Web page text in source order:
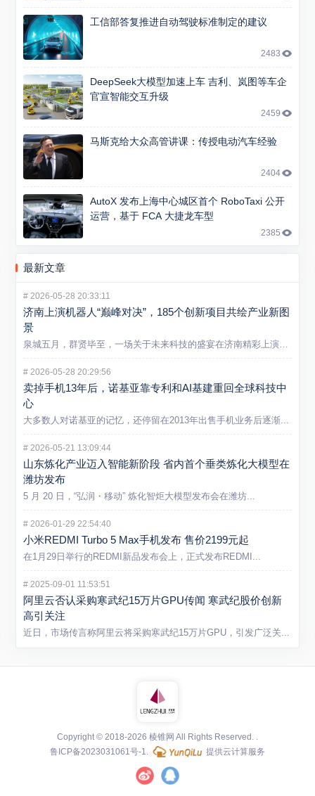
工信部答复推进自动驾驶标准制定的建议
2483
DeepSeek大模型加速上车 吉利、岚图等车企
官宣智能交互升级
2459
马斯克给大众高管讲课：传授电动汽车经验
2404
AutoX 发布上海中心城区首个 RoboTaxi 公开
运营，基于 FCA 大捷龙车型
2385
最新文章
#2026-05-28 20:33:11
济南上演机器人“巅峰对决”，185个创新项目共绘产业新图
景
泉城五月，群贤毕至，一场关于未来科技的盛宴在济南精彩上演。5...
#2026-05-28 20:29:56
卖掉手机13年后，诺基亚靠专利和AI基建重回全球科技中
心
大多数人对诺基亚的记忆，还停留在2013年出售手机业务后逐渐...
#2026-05-21 13:09:44
山东炼化产业迈入智能新阶段 省内首个垂类炼化大模型在
潍坊发布
5 月 20 日，“弘润・移动” 炼化智炬大模型发布会在潍坊...
#2026-01-29 22:54:40
小米REDMI Turbo 5 Max手机发布 售价2199元起
在1月29日举行的REDMI新品发布会上，正式发布REDMI...
#2025-09-01 11:53:51
阿里云否认采购寒武纪15万片GPU传闻 寒武纪股价创新
高引关注
近日，市场传言称阿里云将采购寒武纪15万片GPU，引发广泛关...
Copyright © 2018-2026 棱锥网 All Rights Reserved. .
鲁ICP备2023031061号-1. 提供云计算服务